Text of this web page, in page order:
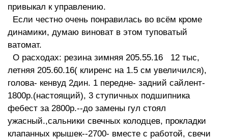
привыкал к управлению.
Если честно очень понравилась во всём кроме
динамики, думаю виноват в этом туповатый
ватомат.
О расходах: резина зимняя 205.55.16 12 тыс,
летняя 205.60.16( клиренс на 1.5 см увеличился),
голова- кенвуд 2дин. 1 передне- задний сайлент-
1800р.(настоящий), 3 ступичных подшипника
фебест за 2800р.--до замены гул стоял
ужасный.,сальники свечных колодцев, прокладки
клапанных крышек--2700- вместе с работой, свечи